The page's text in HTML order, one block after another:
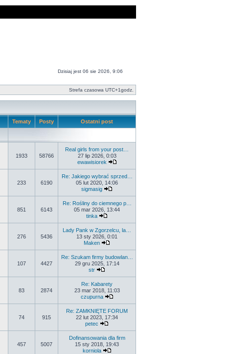
Dzisiaj jest 06 sie 2026, 9:06
Strefa czasowa UTC+1godz.
Tematy Posty Ostatni post
1933 58766
Real girls from your post…
27 lip 2026, 0:03
ewawisiorek
233 6190
Re: Jakiego wybrać sprzed…
05 lut 2020, 14:06
sigmasig
851 6143
Re: Rośliny do ciemnego p…
05 mar 2026, 13:44
tinka
276 5436
Lady Pank w Zgorzelcu, la…
13 sty 2026, 0:01
Maken
107 4427
Re: Szukam firmy budowlan…
29 gru 2025, 17:14
str
83 2874
Re: Kabarety
23 mar 2018, 11:03
czupurna
74 915
Re: ZAMKNIĘTE FORUM
22 lut 2023, 17:34
petec
457 5007
Dofinansowania dla firm
15 sty 2018, 19:43
korniola